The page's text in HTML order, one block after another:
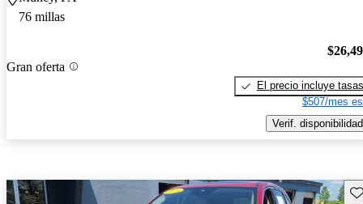
76 millas
Gran oferta
El precio incluye tasas
$507/mes
Verif. disponibilidad